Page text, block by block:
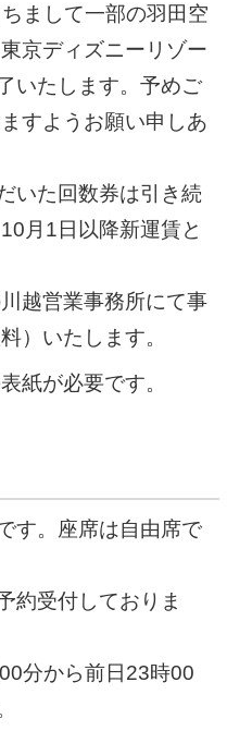
まして一部の羽田空
京ディズニーリゾー
いたします。予めご
すようお願い申しあ
いた回数券は引き続
月1日以降新運賃と
越営業事務所にて事
）いたします。
紙が必要です。
す。座席は自由席で
約受付しておりま
分から前日23時00